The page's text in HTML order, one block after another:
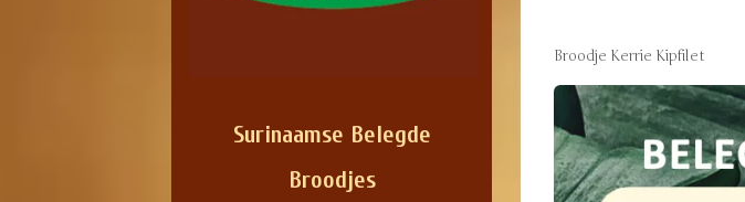
Surinaamse Belegde
Broodjes
Broodje Kerrie Kipfilet